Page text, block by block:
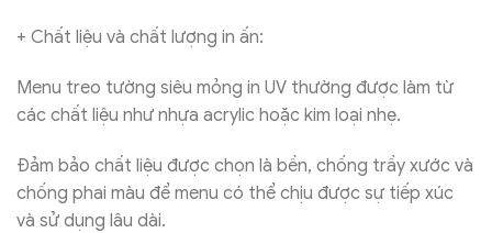
+ Chất liệu và chất lượng in ấn:
Menu treo tường siêu mỏng in UV thường được làm từ
các chất liệu như nhựa acrylic hoặc kim loại nhẹ.
Đảm bảo chất liệu được chọn là bền, chống trầy xước và
chống phai màu để menu có thể chịu được sự tiếp xúc
và sử dụng lâu dài.